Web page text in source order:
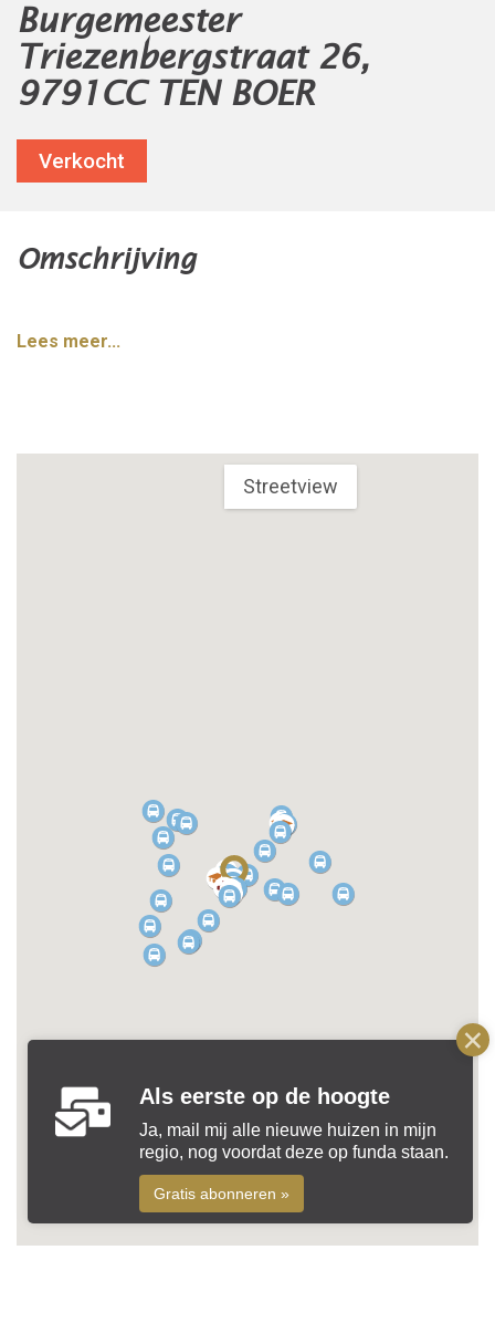
Burgemeester
Triezenbergstraat 26,
9791CC TEN BOER
Verkocht
Omschrijving
Lees meer...
Streetview
Als eerste op de hoogte
Ja, mail mij alle nieuwe huizen in mijn
regio, nog voordat deze op funda staan.
Gratis abonneren »